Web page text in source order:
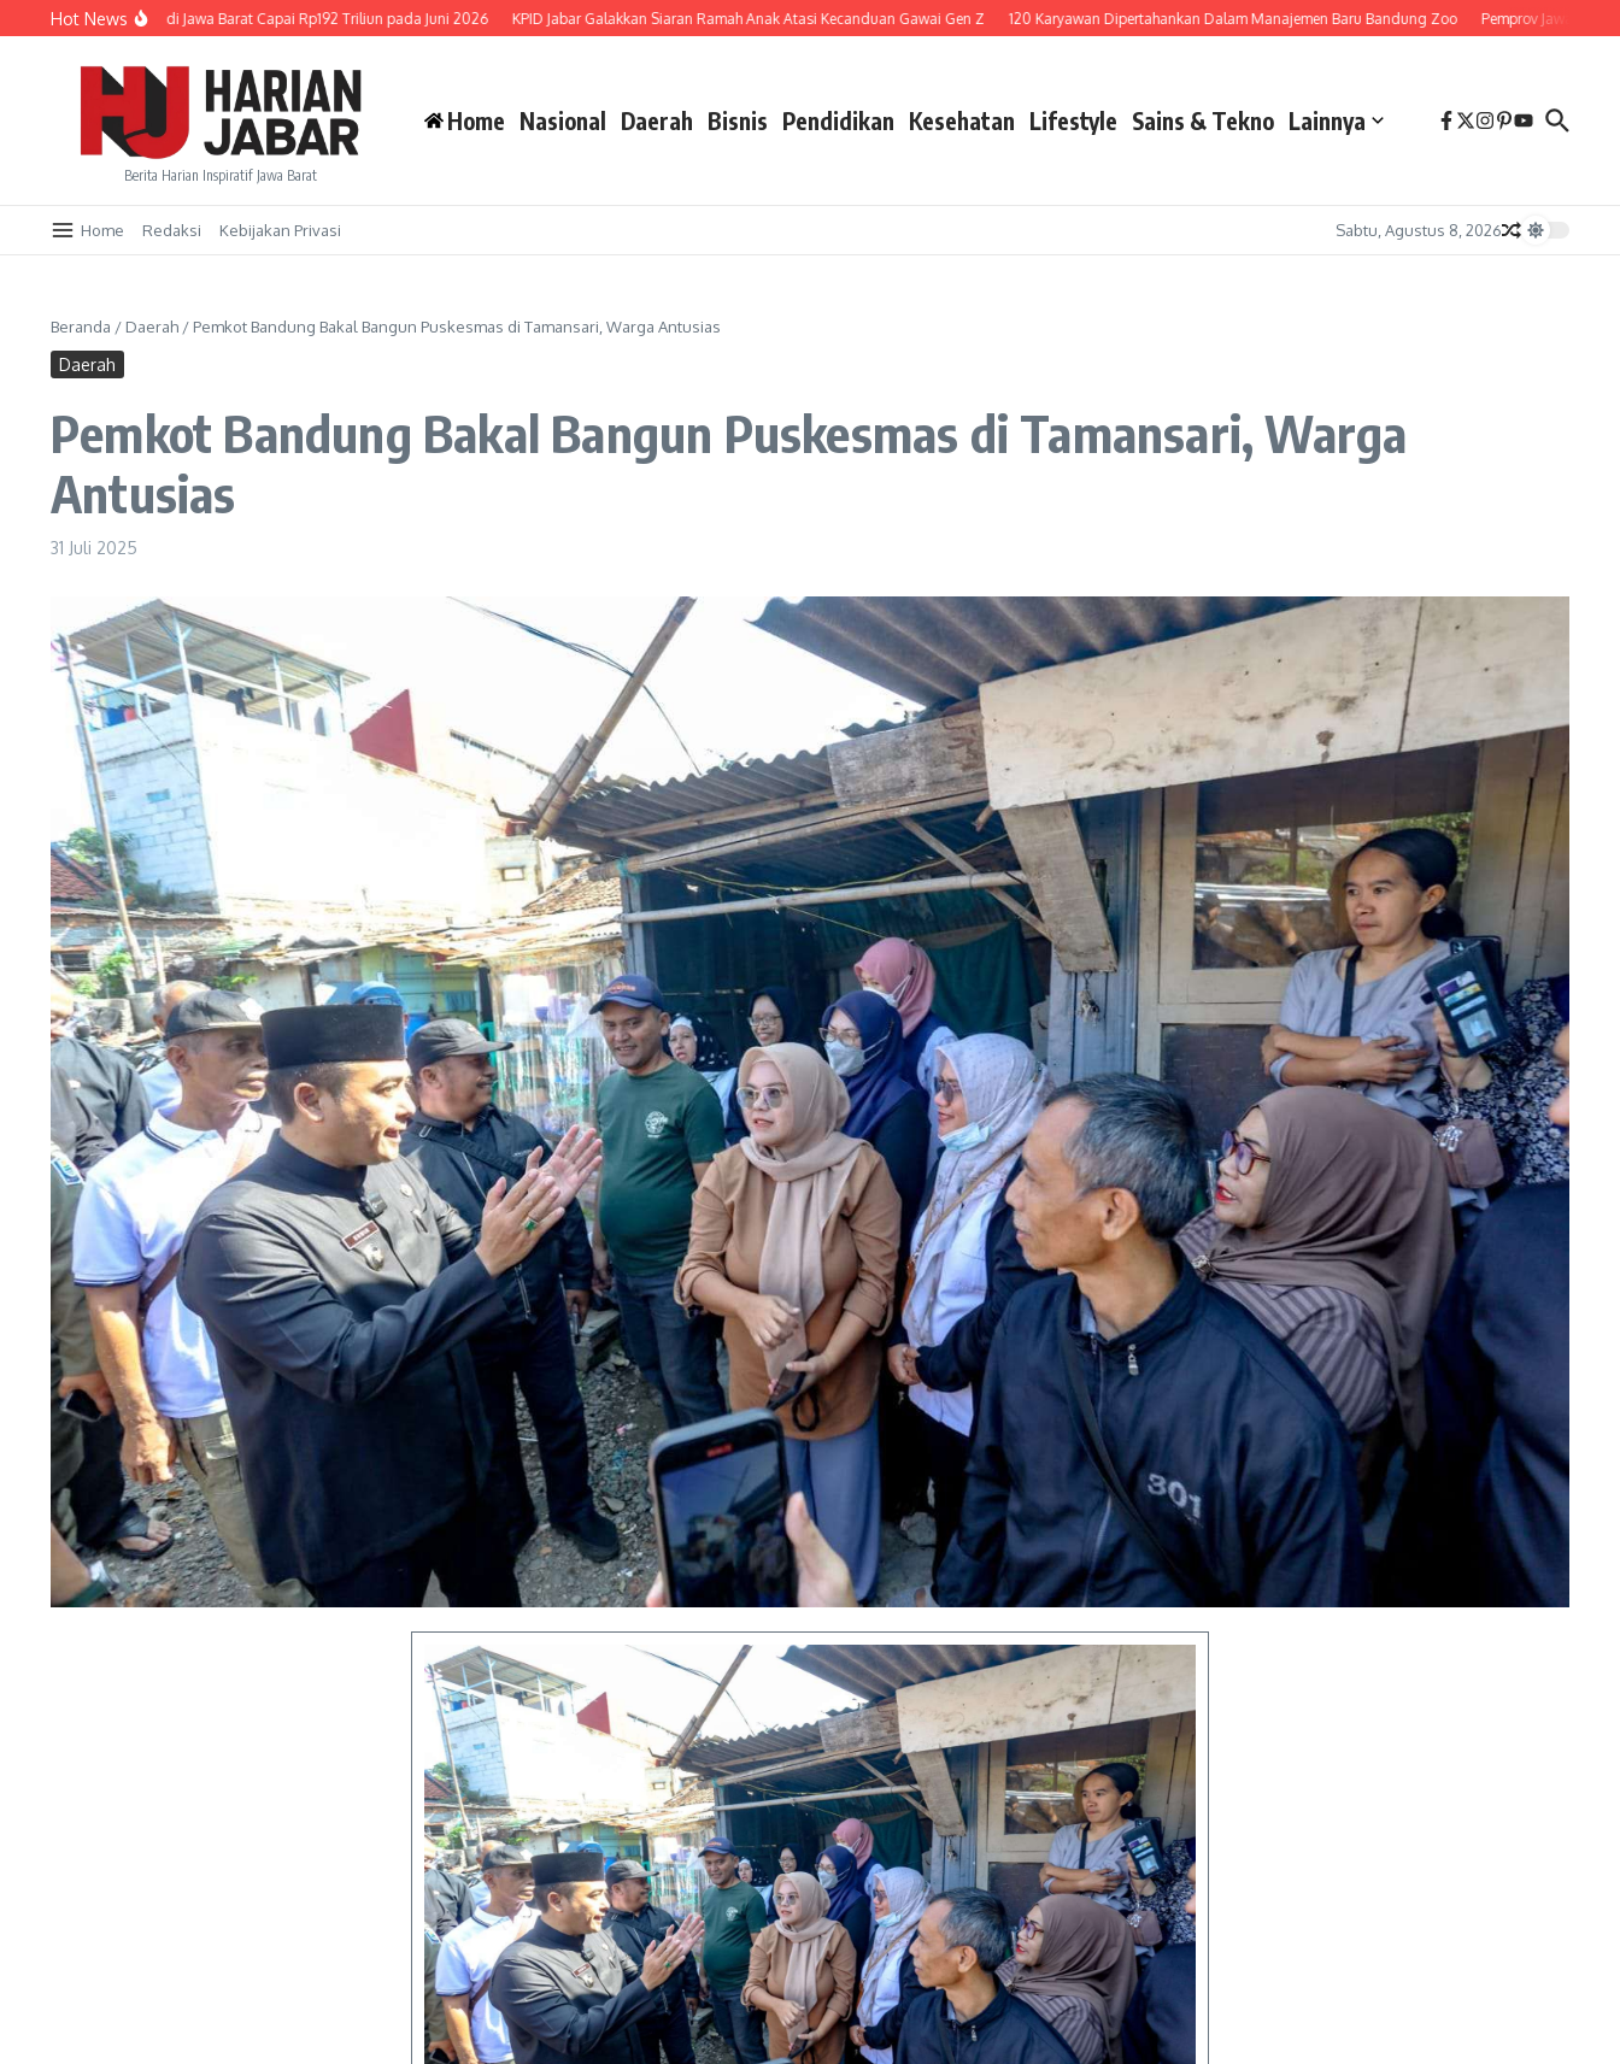
Lewati ke konten
Hot News
Kredit UMKM di Jawa Barat Capai Rp192 Triliun pada Juni 2026 KPID Jabar Galakkan Siaran Ramah Anak Atasi Kecanduan Gawai Gen Z 120 Karyawan Dipertahankan Dalam Manajemen Baru Bandung Zoo Pemprov Jawa Barat Siapkan
Berita Harian Inspiratif Jawa Barat
Home Nasional Daerah Bisnis Pendidikan Kesehatan Lifestyle Sains & Tekno Lainnya
Home Redaksi Kebijakan Privasi Sabtu, Agustus 8, 2026
Beranda / Daerah / Pemkot Bandung Bakal Bangun Puskesmas di Tamansari, Warga Antusias
Daerah
Pemkot Bandung Bakal Bangun Puskesmas di Tamansari, Warga
Antusias
31 Juli 2025